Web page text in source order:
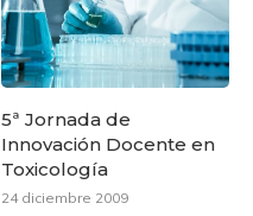
5ª Jornada de
Innovación Docente en
Toxicología
24 diciembre 2009